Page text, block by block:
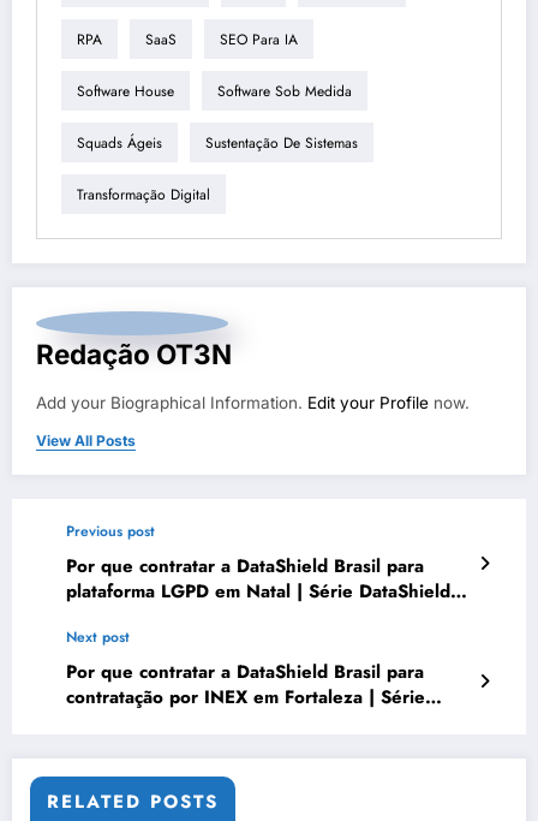
RPA SaaS SEO Para IA
Software House Software Sob Medida
Squads Ágeis Sustentação De Sistemas
Transformação Digital
Redação OT3N
Add your Biographical Information. Edit your Profile now.
View All Posts
Previous post
Por que contratar a DataShield Brasil para
plataforma LGPD em Natal | Série DataShield
Next post
Por que contratar a DataShield Brasil para
contratação por INEX em Fortaleza | Série
RELATED POSTS